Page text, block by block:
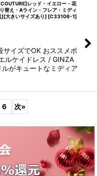
レッド・イエロー・花
替え・Aライン・フレア・ミディ
][大きいサイズあり] [C33106-1]
サイズでOK おススメポ
ルケイドレス / GINZA
がキュートなミディア
6 次»